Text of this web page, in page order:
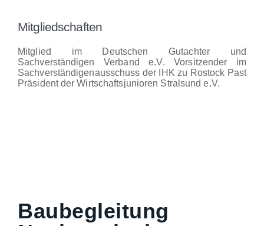
Mitgliedschaften
Mitglied im Deutschen Gutachter und
Sachverständigen Verband e.V. Vorsitzender im
Sachverständigenausschuss der IHK zu Rostock Past
Präsident der Wirtschaftsjunioren Stralsund e.V.
Baubegleitung